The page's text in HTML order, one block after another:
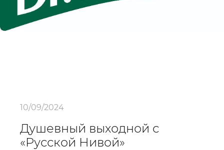
10/09/2024
Душевный выходной с
«Русской Нивой»